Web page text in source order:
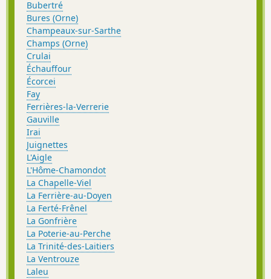
Bubertré
Bures (Orne)
Champeaux-sur-Sarthe
Champs (Orne)
Crulai
Échauffour
Écorcei
Fay
Ferrières-la-Verrerie
Gauville
Irai
Juignettes
L'Aigle
L'Hôme-Chamondot
La Chapelle-Viel
La Ferrière-au-Doyen
La Ferté-Frênel
La Gonfrière
La Poterie-au-Perche
La Trinité-des-Laitiers
La Ventrouze
Laleu